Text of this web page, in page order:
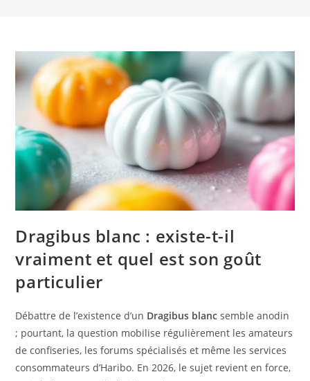
Dragibus blanc : existe-t-il
vraiment et quel est son goût
particulier
Débattre de l’existence d’un Dragibus blanc semble anodin
; pourtant, la question mobilise régulièrement les amateurs
de confiseries, les forums spécialisés et même les services
consommateurs d’Haribo. En 2026, le sujet revient en force,